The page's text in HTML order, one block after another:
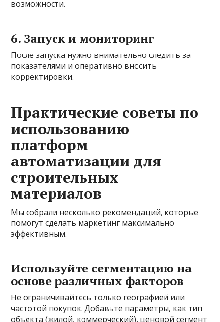
возможности.
6. Запуск и мониторинг
После запуска нужно внимательно следить за
показателями и оперативно вносить
корректировки.
Практические советы по
использованию
платформ
автоматизации для
строительных
материалов
Мы собрали несколько рекомендаций, которые
помогут сделать маркетинг максимально
эффективным.
Используйте сегментацию на
основе различных факторов
Не ограничивайтесь только географией или
частотой покупок. Добавьте параметры, как тип
объекта (жилой, коммерческий), ценовой сегмент